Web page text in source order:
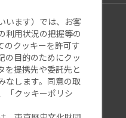
関連サイト
います）では、お客
利用状況の把握等の
のクッキーを許可す
の目的のためにクッ
を提携先や委託先と
なします。同意の取
「 クッキーポリシ